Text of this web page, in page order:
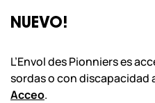
NUEVO!
L’Envol des Pionniers es
sordas o con discapacidad
Acceo.